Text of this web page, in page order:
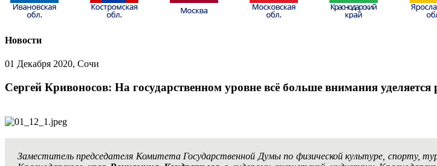
Новости
01 Декабря 2020, Сочи
Сергей Кривоносов: На государственном уровне всё больше внимания
Заместитель председателя Комитета Государственной Думы по физической культуре, спорту,